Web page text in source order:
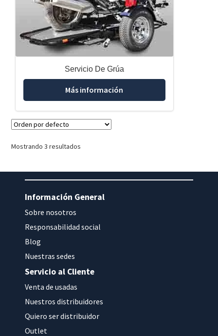
Servicio De Grúa
Más información
Mostrando 3 resultados
Información General
Sobre nosotros
Responsabilidad social
Blog
Nuestras sedes
Servicio al Cliente
Venta de usadas
Nuestros distribuidores
Quiero ser distribuidor
Outlet